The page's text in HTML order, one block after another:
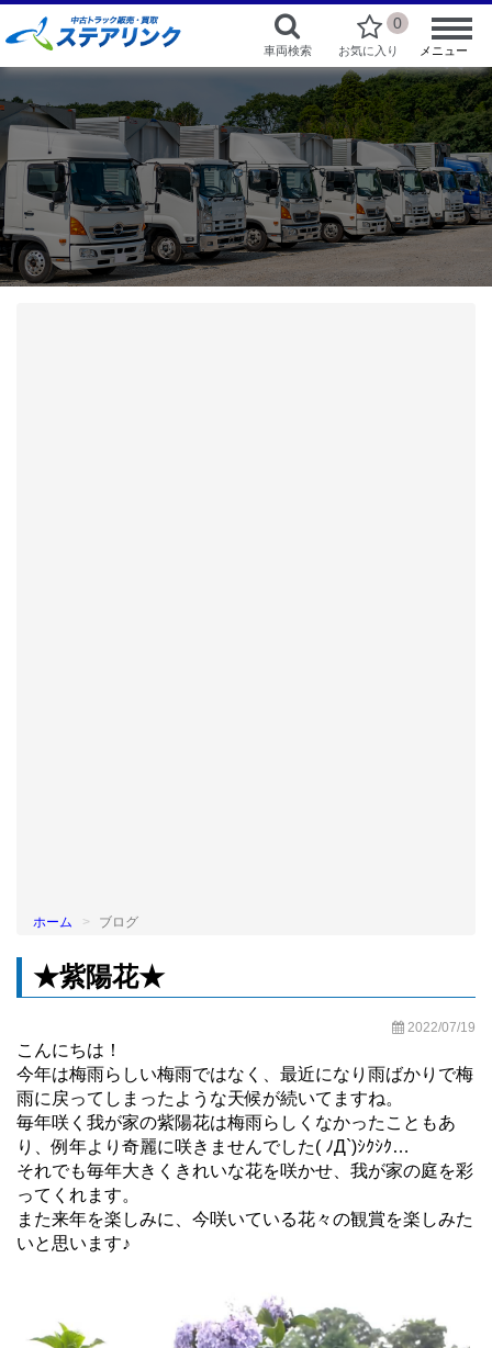
車両検索
0
お気に入り メニュー
ホーム ブログ
★紫陽花★
2022/07/19
こんにちは！
今年は梅雨らしい梅雨ではなく、最近になり雨ばかりで梅
雨に戻ってしまったような天候が続いてますね。
毎年咲く我が家の紫陽花は梅雨らしくなかったこともあ
り、例年より奇麗に咲きませんでした( ﾉД`)ｼｸｼｸ…
それでも毎年大きくきれいな花を咲かせ、我が家の庭を彩
ってくれます。
また来年を楽しみに、今咲いている花々の観賞を楽しみた
いと思います♪